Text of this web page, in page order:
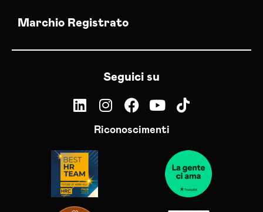
Marchio Registrato
Seguici su
Riconoscimenti